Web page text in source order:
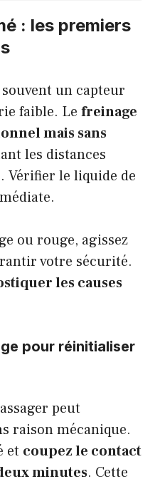
: les premiers
un capteur
faible. Le freinage
mais sans
les distances
Vérifier le liquide de
ou rouge, agissez
votre sécurité.
les causes
pour réinitialiser
peut
raison mécanique.
et coupez le contact
minutes. Cette